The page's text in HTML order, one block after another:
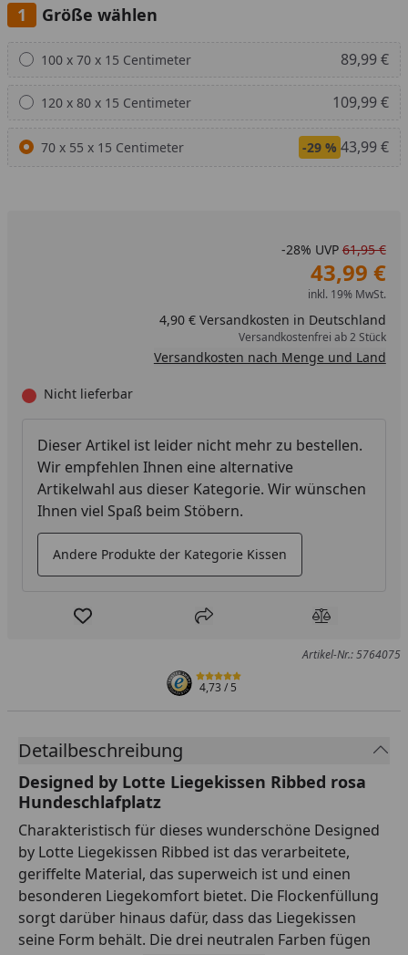
Größe wählen
Alle anzeigen (3)
100 x 70 x 15 Centimeter 89,99 €
120 x 80 x 15 Centimeter 109,99 €
70 x 55 x 15 Centimeter -29 % 43,99 €
-28% UVP 61,95 €
43,99 €
inkl. 19% MwSt.
4,90 € Versandkosten in Deutschland
Versandkostenfrei ab 2 Stück
Versandkosten nach Menge und Land
Nicht lieferbar
Dieser Artikel ist leider nicht mehr zu bestellen.
Wir empfehlen Ihnen eine alternative
Artikelwahl aus dieser Kategorie. Wir wünschen
Ihnen viel Spaß beim Stöbern.
Andere Produkte der Kategorie Kissen
Produkt zur Wunschliste hinzufügen
Teilen Produkt
Artikel-Nr.: 5764075
4,73/ 5
Detailbeschreibung
Designed by Lotte Liegekissen Ribbed rosa
Hundeschlafplatz
Charakteristisch für dieses wunderschöne Designed
by Lotte Liegekissen Ribbed ist das verarbeitete,
geriffelte Material, das superweich ist und einen
besonderen Liegekomfort bietet. Die Flockenfüllung
sorgt darüber hinaus dafür, dass das Liegekissen
seine Form behält. Die drei neutralen Farben fügen